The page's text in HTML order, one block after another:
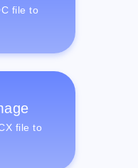
file to
file to